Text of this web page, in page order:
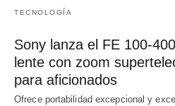
TECNOLOGÍA
Sony lanza el FE 100-
lente con zoom
para aficionados
Ofrece portabilidad excepcional y